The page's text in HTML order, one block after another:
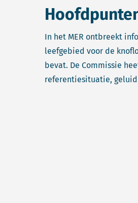
In het MER ontbreekt
leefgebied voor de
bevat. De Commissie
referentiesituatie,